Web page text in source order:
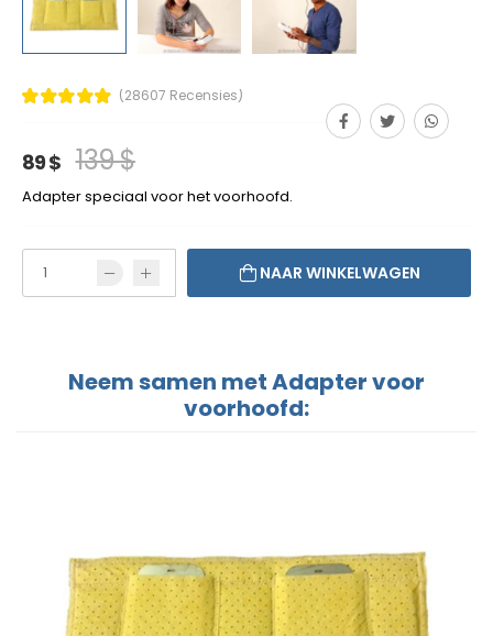
(28607 Recensies)
89 $ 139 $
Adapter speciaal voor het voorhoofd.
NAAR WINKELWAGEN
Neem samen met Adapter voor
voorhoofd: